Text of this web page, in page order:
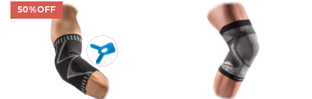
50%OFF